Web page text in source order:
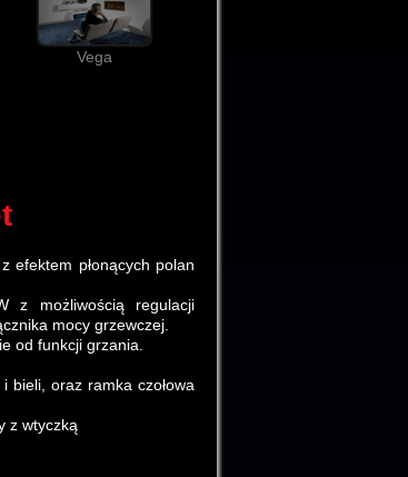
Vega
efektem płonących polan
z możliwością regulacji
mocy grzewczej.
od funkcji grzania.
bieli, oraz ramka czołowa
z wtyczką